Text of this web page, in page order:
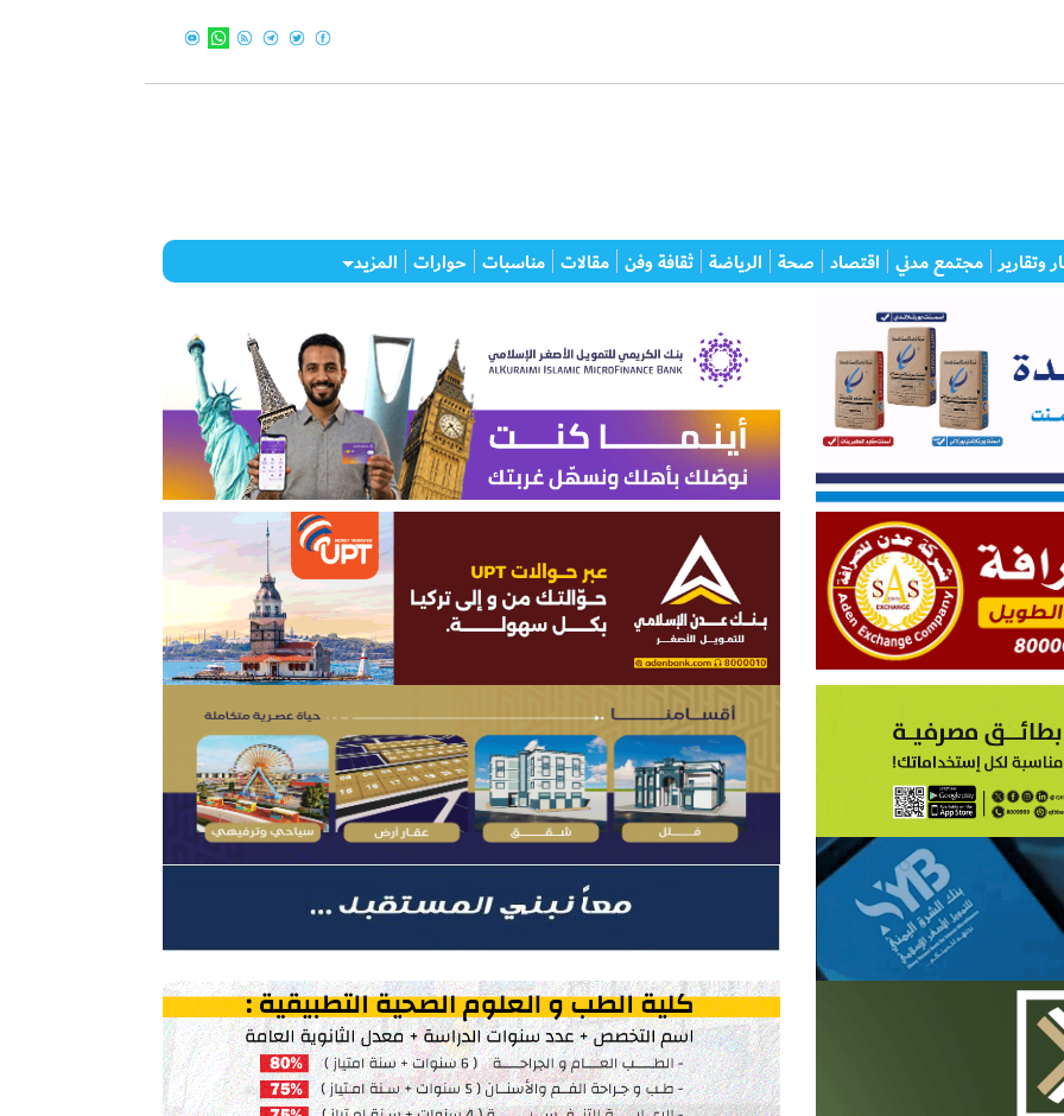
وتقارير مجتمع مدني اقتصاد صحة الرياضة ثقافة وفن مقالات مناسبات حوارات المزيد